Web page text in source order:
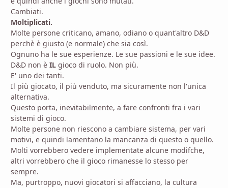
Cambiati.
Moltiplicati.
Molte persone criticano, amano, odiano o quant'altro D&D
perchè è giusto (e normale) che sia così.
Ognuno ha le sue esperienze. Le sue passioni e le sue idee.
D&D non è IL gioco di ruolo. Non più.
E' uno dei tanti.
Il più giocato, il più venduto, ma sicuramente non l'unica
alternativa.
Questo porta, inevitabilmente, a fare confronti fra i vari
sistemi di gioco.
Molte persone non riescono a cambiare sistema, per vari
motivi, e quindi lamentano la mancanza di questo o quello.
Molti vorrebbero vedere implementate alcune modifche,
altri vorrebbero che il gioco rimanesse lo stesso per
sempre.
Ma, purtroppo, nuovi giocatori si affacciano, la cultura